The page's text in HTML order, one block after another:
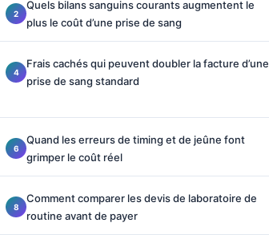
Quels bilans sanguins courants augmentent le
plus le coût d’une prise de sang
Frais cachés qui peuvent doubler la facture d’une
prise de sang standard
Quand les erreurs de timing et de jeûne font
grimper le coût réel
Comment comparer les devis de laboratoire de
routine avant de payer